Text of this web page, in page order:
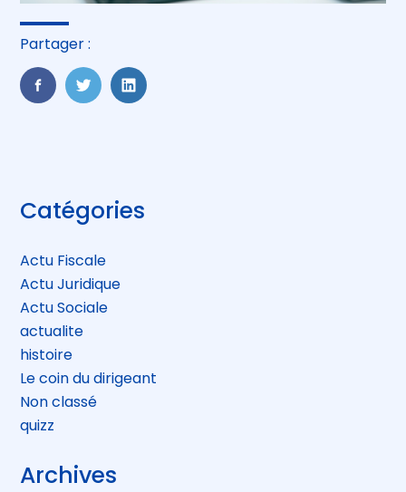
Partager :
FaceBook
TwitterLinkedIn
Blog
sidebar
Catégories
Actu Fiscale
Actu Juridique
Actu Sociale
actualite
histoire
Le coin du dirigeant
Non classé
quizz
Archives